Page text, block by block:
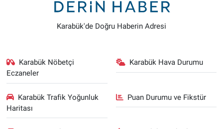
Karabük'de Doğru Haberin Adresi
Karabük Nöbetçi
Eczaneler
Karabük Hava Durumu
Karabük Trafik Yoğunluk
Haritası
Puan Durumu ve Fikstür